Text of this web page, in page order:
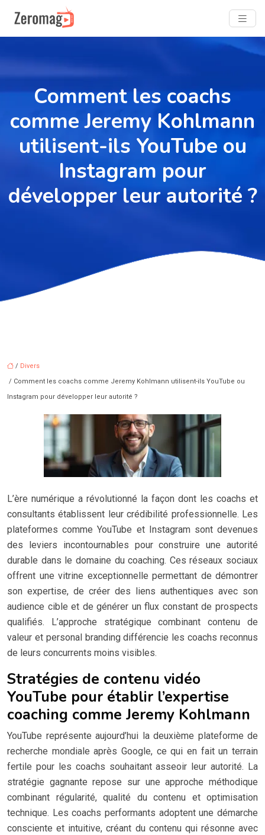
Comment les coachs
comme Jeremy Kohlmann
utilisent-ils YouTube ou
Instagram pour
développer leur autorité ?
/ Divers
/ Comment les coachs comme Jeremy Kohlmann utilisent-ils YouTube ou
Instagram pour développer leur autorité ?
L’ère numérique a révolutionné la façon dont les coachs et
consultants établissent leur crédibilité professionnelle. Les
plateformes comme YouTube et Instagram sont devenues
des leviers incontournables pour construire une autorité
durable dans le domaine du coaching. Ces réseaux sociaux
offrent une vitrine exceptionnelle permettant de démontrer
son expertise, de créer des liens authentiques avec son
audience cible et de générer un flux constant de prospects
qualifiés. L’approche stratégique combinant contenu de
valeur et personal branding différencie les coachs reconnus
de leurs concurrents moins visibles.
Stratégies de contenu vidéo
YouTube pour établir l’expertise
coaching comme Jeremy Kohlmann
YouTube représente aujourd’hui la deuxième plateforme de
recherche mondiale après Google, ce qui en fait un terrain
fertile pour les coachs souhaitant asseoir leur autorité. La
stratégie gagnante repose sur une approche méthodique
combinant régularité, qualité du contenu et optimisation
technique. Les coachs performants adoptent une démarche
consciente et intuitive, créant du contenu qui résonne avec